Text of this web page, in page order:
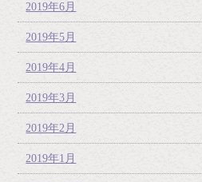
2019年6月
2019年5月
2019年4月
2019年3月
2019年2月
2019年1月